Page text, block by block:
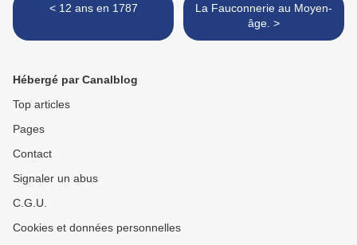
< 12 ans en 1787
La Fauconnerie au Moyen-
âge. >
Hébergé par Canalblog
Top articles
Pages
Contact
Signaler un abus
C.G.U.
Cookies et données personnelles